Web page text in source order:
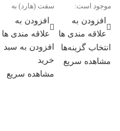
موجود است:
11، 12 و 13
میلی‌متر
سایزهای 10 و
افزودن به
علاقه مندی ها
انتخاب گزینه‌ها
مشاهده سریع
سفت (هارد) به
شمار می‌رود.
در دو سایز 10 و
میلی‌متر
مناسب برای
افزودن به
علاقه مندی ها
افزودن به سبد
خرید
مشاهده سریع